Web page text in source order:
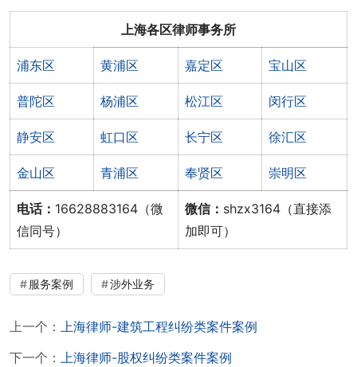
上海各区律师事务所
浦东区 黄浦区 嘉定区 宝山区
普陀区 杨浦区 松江区 闵行区
静安区 虹口区 长宁区 徐汇区
金山区 青浦区 奉贤区 崇明区
电话： 16628883164（微
信同号）
微信： shzx3164（直接添
加即可）
服务案例 涉外业务
上一个：
上海律师-建筑工程纠纷类案件案例
下一个：
上海律师-股权纠纷类案件案例